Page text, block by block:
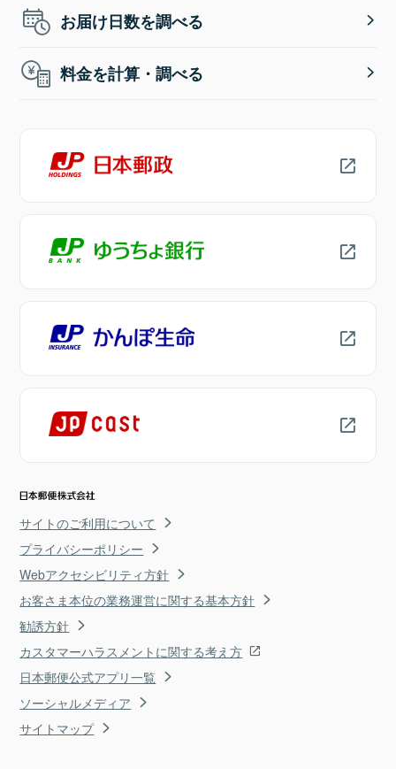
お届け日数を調べる
料金を計算・調べる
サイトのご利用について
プライバシーポリシー
Webアクセシビリティ方針
お客さま本位の業務運営に関する基本方針
勧誘方針
カスタマーハラスメントに関する考え方
日本郵便公式アプリ一覧
ソーシャルメディア
サイトマップ